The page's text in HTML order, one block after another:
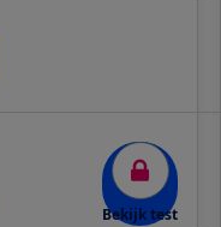
Bekijk test